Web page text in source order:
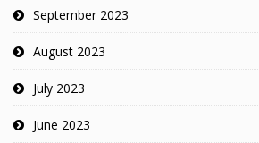
September 2023
August 2023
July 2023
June 2023